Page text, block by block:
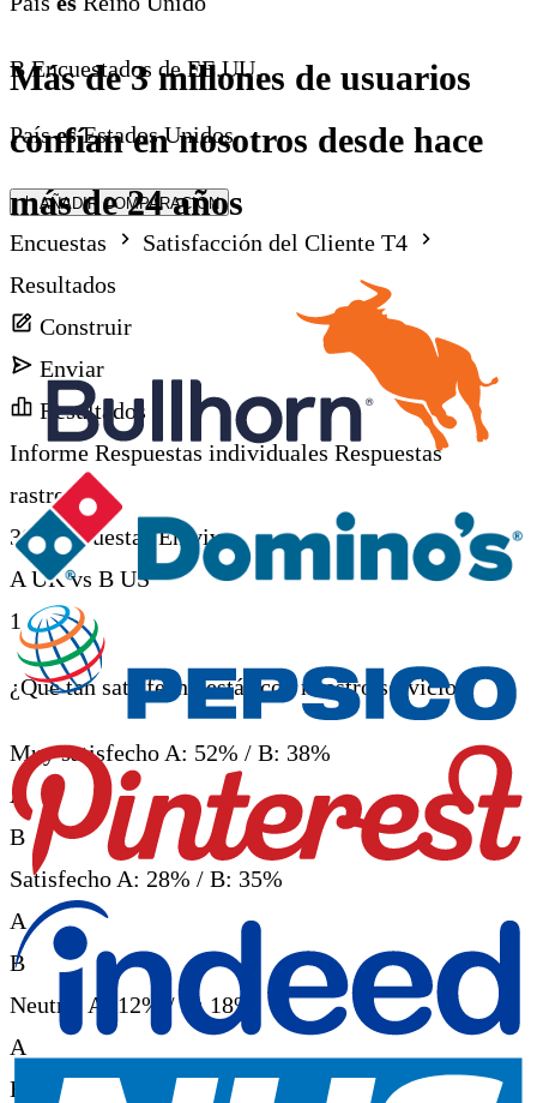
B Encuestados de EE.UU.
PaísesEstados Unidos
AÑADIR COMPARACIÓN
Encuestas
Satisfacción del Cliente T4
Resultados
Construir
Enviar
Resultados
Informe Respuestas individuales Respuestas
rastreadas
382 respuestas
En vivo
A UK vs B US
1
¿Qué tan satisfecho estás con nuestro servicio?
Muy satisfecho A: 52% / B: 38%
A
B
Satisfecho A: 28% / B: 35%
A
B
Neutral
A: 12% / B: 18%
A
B
Más de 3 millones de usuarios
confían en nosotros desde hace
más de 24 años